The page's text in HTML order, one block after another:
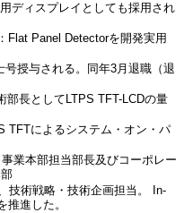
ディスプレイとしても採用され
Panel Detectorを開発実用
授与される。同年3月退職（退
長としてLTPS TFT-LCDの量
TFTによるシステム・オン・パ
業本部担当部長及びコーポレー
技術戦略・技術企画担当。 In-
推進した。